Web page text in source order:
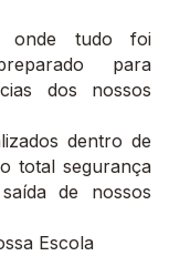
onde tudo foi
para
dos nossos
dentro de
total segurança
de nossos
Escola